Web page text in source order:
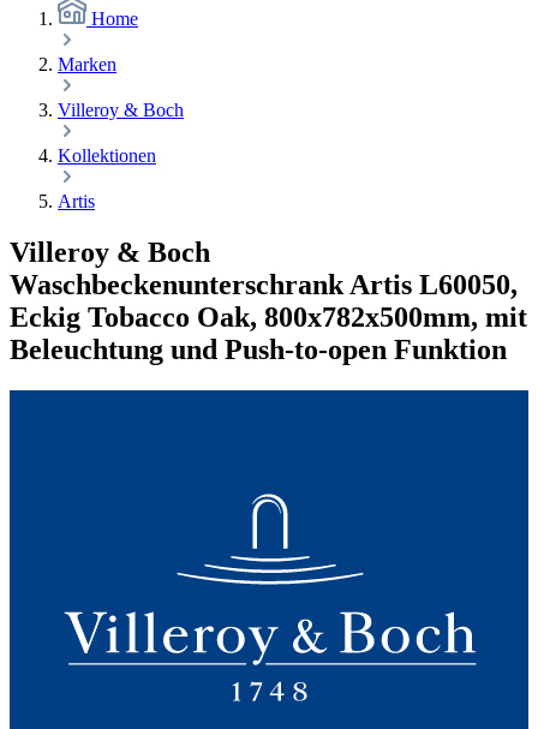
Home
Marken
Villeroy & Boch
Kollektionen
Artis
Villeroy & Boch
Waschbeckenunterschrank Artis L60050,
Eckig Tobacco Oak, 800x782x500mm, mit
Beleuchtung und Push-to-open Funktion